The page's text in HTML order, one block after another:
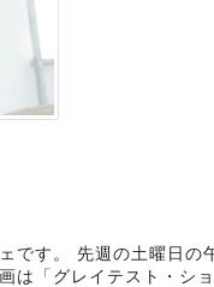
です。 先週の土曜日
は「グレイテスト・ショ